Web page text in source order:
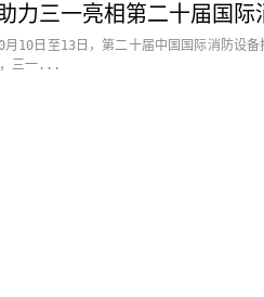
月10日至13日，第二十届中国国际消防设备
，三一...